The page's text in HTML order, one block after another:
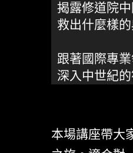
揭露修道院
救出什麼樣的
跟著國際專
深入中世紀
本場講座帶大